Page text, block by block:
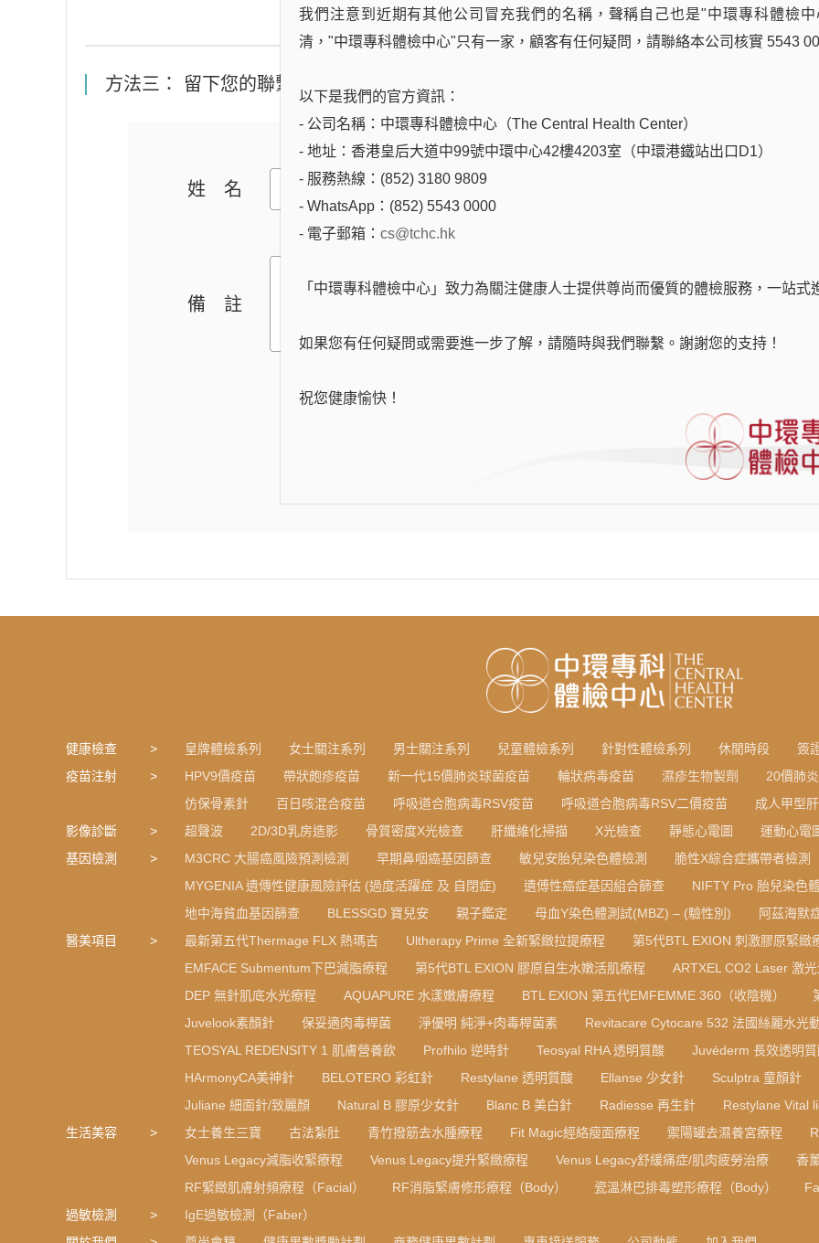
方法三： 留下您的聯繫方式，專人與您電話聯繫
姓名
備註
健康檢查 皇牌體檢系列 女士關注系列 男士關注系列 兒童體檢系列 針對性體檢系列 休閒時段
簽
疫苗注射
HPV9價疫苗 帶狀皰疹疫苗 新一代15價肺炎球菌疫苗 輪狀病毒疫苗 濕疹生物製劑 20價肺
仿保骨素針
百日咳混合疫苗 呼吸道合胞病毒RSV疫苗 呼吸道合胞病毒RSV二價疫苗 成人甲型
影像診斷
超聲波 2D/3D乳房造影 骨質密度X光檢查 肝纖維化掃描 X光檢查 靜態心電圖
運動心電
基因檢測
M3CRC 大腸癌風險預測檢測 早期鼻咽癌基因篩查 敏兒安胎兒染色體檢測 脆性X綜合症攜帶者檢測
MYGENIA 遺傳性健康風險評估 (過度活躍症 及 自閉症)
遺傅性癌症基因組合篩查 NIFTY Pro 胎兒染色
地中海貧血基因篩查
BLESSGD 寶兒安 親子鑑定 母血Y染色體測試(MBZ) – (驗性別)
阿茲海默
醫美項目
最新第五代Thermage FLX 熱瑪吉 Ultherapy Prime 全新緊緻拉提療程 第5代BTL EXION 刺激膠原緊緻
EMFACE Submentum下巴減脂療程
第5代BTL EXION 膠原自生水嫩活肌療程 ARTXEL CO2 Laser 激
DEP 無針肌底水光療程
AQUAPURE 水漾嫩膚療程 BTL EXION 第五代EMFEMME 360（收陰機）
Juvelook素顏針
保妥適肉毒桿菌 淨優明 純淨+肉毒桿菌素 Revitacare Cytocare 532 法國絲麗水光
TEOSYAL REDENSITY 1 肌膚營養飲
Profhilo 逆時針 Teosyal RHA 透明質酸 Juvéderm 長效透明質
HArmonyCA美神針
BELOTERO 彩虹針 Restylane 透明質酸 Ellanse 少女針 Sculptra 童顏針
Juliane 細面針/致麗顏
Natural B 膠原少女針 Blanc B 美白針 Radiesse 再生針
Restylane Vital
生活美容
女士養生三寶 古法紮肚 青竹撥筋去水腫療程 Fit Magic經絡瘦面療程 禦陽罐去濕養宮療程
Venus Legacy減脂收緊療程
Venus Legacy提升緊緻療程 Venus Legacy舒緩痛症/肌肉疲勞治療 香
RF緊緻肌膚射頻療程（Facial）
RF消脂緊膚修形療程（Body） 瓷溫淋巴排毒塑形療程（Body）
過敏檢測
IgE過敏檢測（Faber）
我們注意到近期有其他公司冒充我們的名稱，聲稱自己也是"中環專科體檢
清，"中環專科體檢中心"只有一家，顧客有任何疑問，請聯絡本公司核實 5543
以下是我們的官方資訊：
- 公司名稱：中環專科體檢中心（The Central Health Center）
- 地址：香港皇后大道中99號中環中心42樓4203室（中環港鐵站出口D1）
- 服務熱線：(852) 3180 9809
- WhatsApp：(852) 5543 0000
- 電子郵箱： cs@tchc.hk
「中環專科體檢中心」致力為關注健康人士提供尊尚而優質的體檢服務，一站式
如果您有任何疑問或需要進一步了解，請隨時與我們聯繫。謝謝您的支持！
祝您健康愉快！